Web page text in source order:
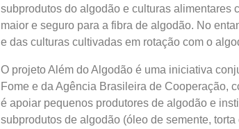
subprodutos do algodão e culturas alimentares
maior e seguro para a fibra de algodão. No
e das culturas cultivadas em rotação com o
O projeto Além do Algodão é uma iniciativa
Fome e da Agência Brasileira de Cooperação,
é apoiar pequenos produtores de algodão e
subprodutos de algodão (óleo de semente,